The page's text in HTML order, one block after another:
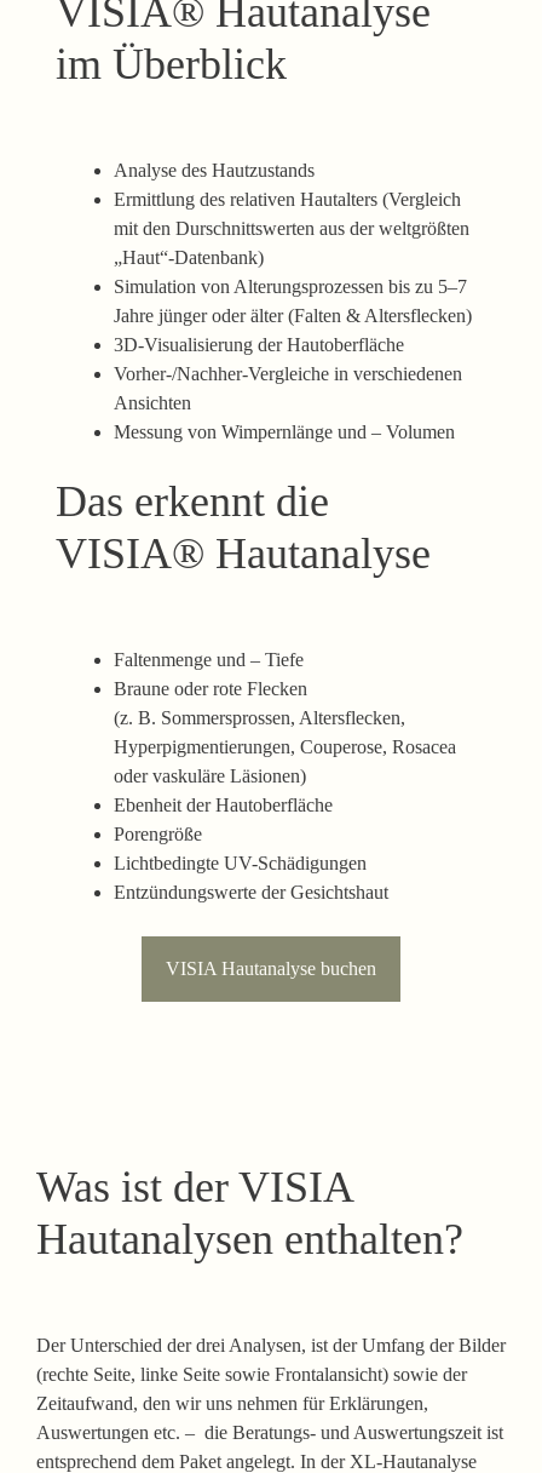
VISIA® Hautanalyse
im Überblick
Analyse des Hautzustands
Ermittlung des relativen Hautalters (Vergleich
mit den Durschnittswerten aus der weltgrößten
„Haut“-Datenbank)
Simulation von Alterungsprozessen bis zu 5–7
Jahre jünger oder älter (Falten & Altersflecken)
3D-Visualisierung der Hautoberfläche
Vorher-/Nachher-Vergleiche in verschiedenen
Ansichten
Messung von Wimpernlänge und – Volumen
Das erkennt die
VISIA® Hautanalyse
Faltenmenge und – Tiefe
Braune oder rote Flecken
(z. B. Sommersprossen, Altersflecken,
Hyperpigmentierungen, Couperose, Rosacea
oder vaskuläre Läsionen)
Ebenheit der Hautoberfläche
Porengröße
Lichtbedingte UV-Schädigungen
Entzündungswerte der Gesichtshaut
VISIA Hautanalyse buchen
Was ist der VISIA
Hautanalysen enthalten?
Der Unterschied der drei Analysen, ist der Umfang der Bilder
(rechte Seite, linke Seite sowie Frontalansicht) sowie der
Zeitaufwand, den wir uns nehmen für Erklärungen,
Auswertungen etc. – die Beratungs- und Auswertungszeit ist
entsprechend dem Paket angelegt. In der XL-Hautanalyse